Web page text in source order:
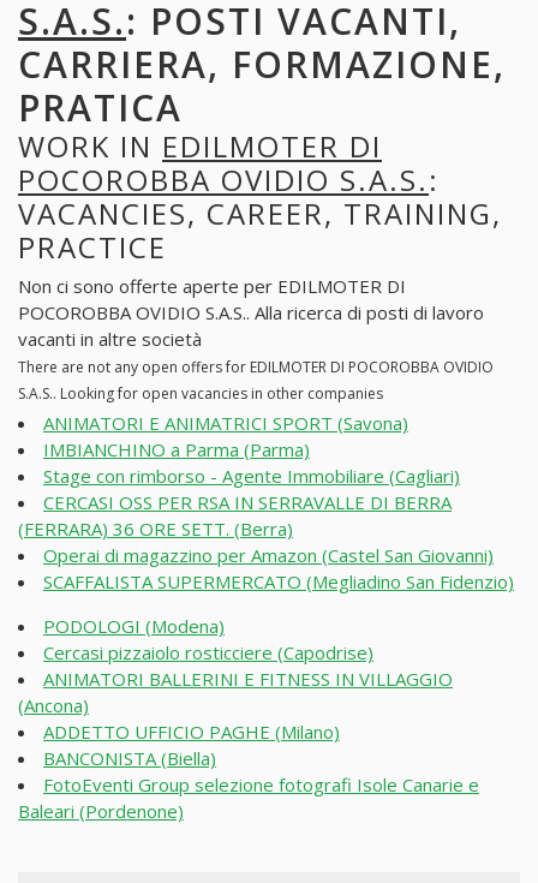
S.A.S.: POSTI VACANTI,
CARRIERA, FORMAZIONE,
PRATICA
WORK IN EDILMOTER DI
POCOROBBA OVIDIO S.A.S.:
VACANCIES, CAREER, TRAINING,
PRACTICE
Non ci sono offerte aperte per EDILMOTER DI
POCOROBBA OVIDIO S.A.S.. Alla ricerca di posti di lavoro
vacanti in altre società
There are not any open offers for EDILMOTER DI POCOROBBA OVIDIO
S.A.S.. Looking for open vacancies in other companies
ANIMATORI E ANIMATRICI SPORT (Savona)
IMBIANCHINO a Parma (Parma)
Stage con rimborso - Agente Immobiliare (Cagliari)
CERCASI OSS PER RSA IN SERRAVALLE DI BERRA
(FERRARA) 36 ORE SETT. (Berra)
Operai di magazzino per Amazon (Castel San Giovanni)
SCAFFALISTA SUPERMERCATO (Megliadino San Fidenzio)
PODOLOGI (Modena)
Cercasi pizzaiolo rosticciere (Capodrise)
ANIMATORI BALLERINI E FITNESS IN VILLAGGIO
(Ancona)
ADDETTO UFFICIO PAGHE (Milano)
BANCONISTA (Biella)
FotoEventi Group selezione fotografi Isole Canarie e
Baleari (Pordenone)